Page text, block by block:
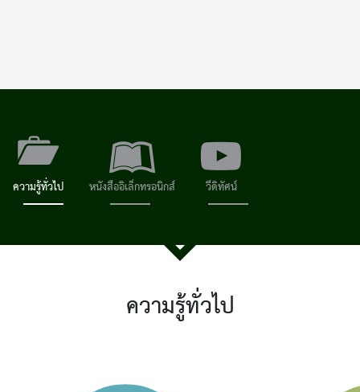
ความรู้ทั่วไป หนังสืออิเล็กทรอนิกส์ วีดิทัศน์
ความรู้ทั่วไป